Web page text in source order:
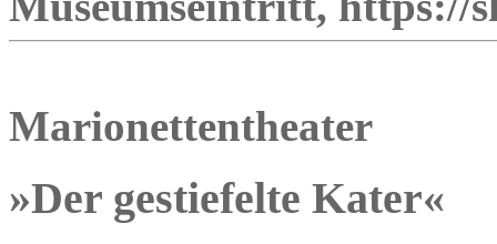
Marionettentheater
»Der gestiefelte Kater«